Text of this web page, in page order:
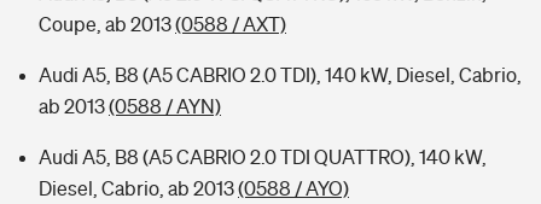
Coupe, ab 2013(0588 / AXT)
Audi A5, B8 (A5 CABRIO 2.0 TDI), 140 kW, Diesel, Cabrio,
ab 2013(0588 / AYN)
Audi A5, B8 (A5 CABRIO 2.0 TDI QUATTRO), 140 kW,
Diesel, Cabrio, ab 2013(0588 / AYO)